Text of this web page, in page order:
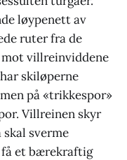
løypenett av
ruter fra de
villreinviddene
skiløperne
på «trikkespor»
Villreinen skyr
sverme
et bærekraftig